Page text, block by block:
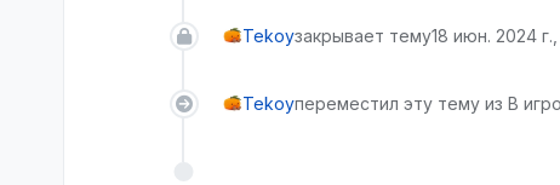
Tekoyзакрывает тему18 июн. 2024
Tekoyпереместил эту тему из В